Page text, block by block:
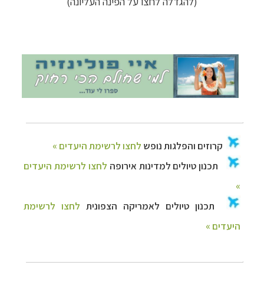
תכנוןטיולים לאמריקה הצפונית